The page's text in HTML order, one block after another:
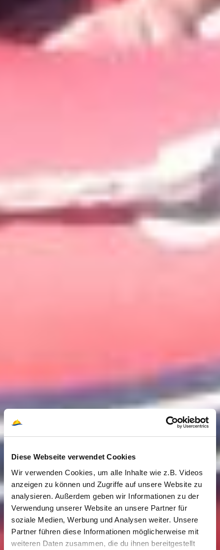
Diese Webseite verwendet Cookies
Wir verwenden Cookies, um alle Inhalte wie z.B. Videos
anzeigen zu können und Zugriffe auf unsere Website zu
analysieren. Außerdem geben wir Informationen zu der
Verwendung unserer Website an unsere Partner für
soziale Medien, Werbung und Analysen weiter. Unsere
Partner führen diese Informationen möglicherweise mit
weiteren Daten zusammen, die du ihnen bereitgestellt